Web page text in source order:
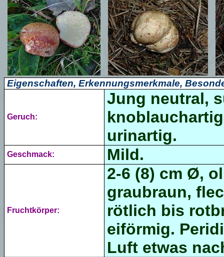
Eigenschaften, Erkennungsmerkmale,
Geruch:
Jung neutral,
urinartig.
Geschmack: Mild.
Fruchtkörper:
2-6 (8) cm Ø,
graubraun,
rötlich bis
eiförmig.
Luft etwas